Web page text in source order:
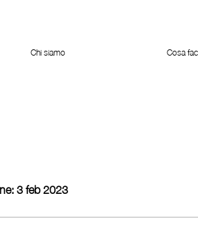
Chi siamo Cosa
3 feb 2023